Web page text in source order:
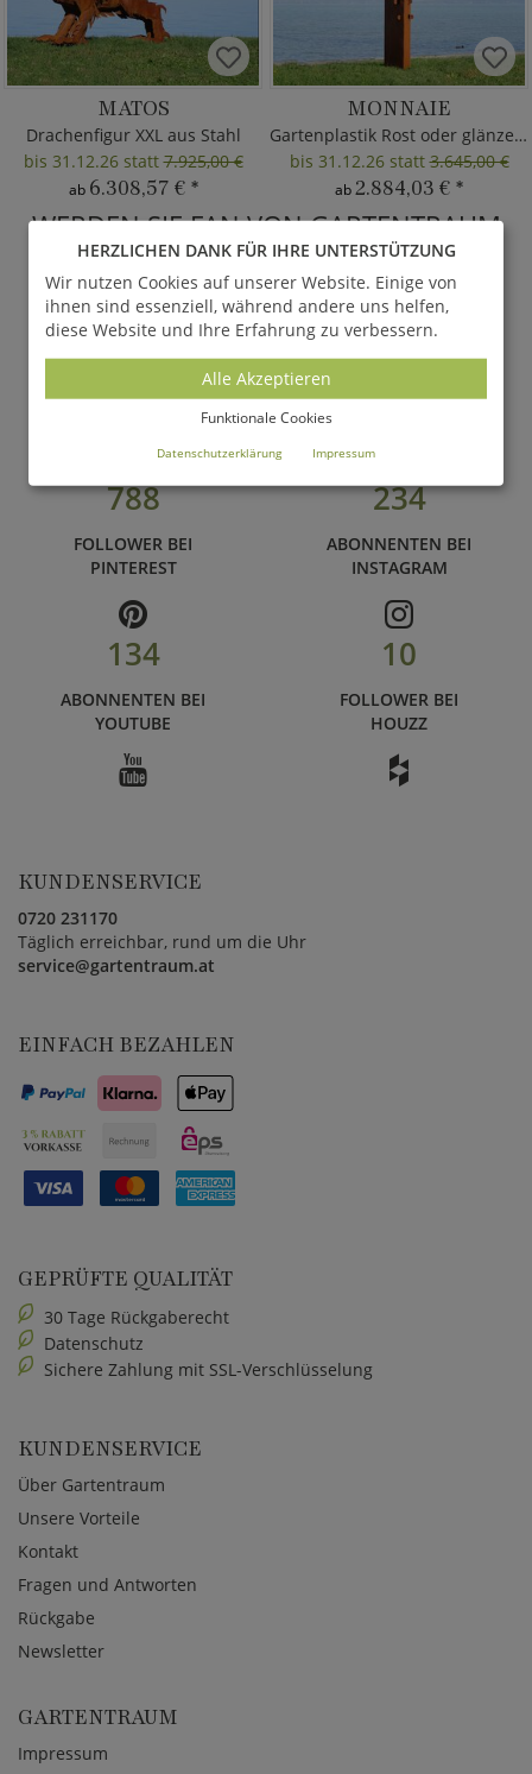
MATOS
Drachenfigur XXL aus Stahl
bis 31.12.26 statt7.925,00 €
ab 6.308,57 € *
MONNAIE
Gartenplastik Rost oder glänzend
bis 31.12.26 statt3.645,00 €
ab2.884,03 € *
WERDEN SIE FAN VON GARTENTRAUM
und folgen Sie uns auf unseren zahlreichen Social Media
Kanälen
67.880 895
788
FOLLOWER BEI
PINTEREST
234
ABONNENTEN BEI
INSTAGRAM
134
ABONNENTEN BEI
YOUTUBE
10
FOLLOWER BEI
HOUZZ
KUNDENSERVICE
0720 231170
Täglich erreichbar, rund um die Uhr
service@gartentraum.at
EINFACH BEZAHLEN
GEPRÜFTE QUALITÄT
30 Tage Rückgaberecht
Datenschutz
Sichere Zahlung mit SSL-Verschlüsselung
KUNDENSERVICE
Über Gartentraum
Unsere Vorteile
Kontakt
Fragen und Antworten
Rückgabe
Newsletter
GARTENTRAUM
Impressum
HERZLICHEN DANK FÜR IHRE UNTERSTÜTZUNG
Wir nutzen Cookies auf unserer Website. Einige von
ihnen sind essenziell, während andere uns helfen,
diese Website und Ihre Erfahrung zu verbessern.
Alle Akzeptieren
Funktionale Cookies
Datenschutzerklärung Impressum